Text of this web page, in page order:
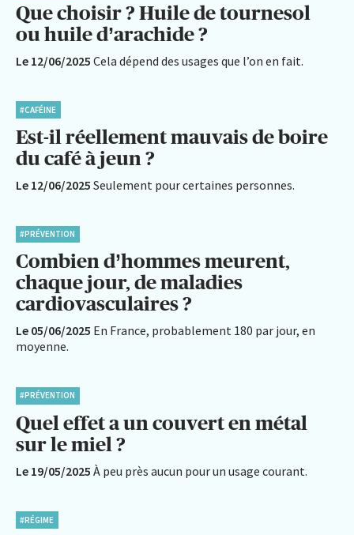
Que choisir ? Huile de tournesol
ou huile d’arachide ?
Le 12/06/2025 Cela dépend des usages que l’on en fait.
#CAFÉINE
Est-il réellement mauvais de boire
du café à jeun ?
Le 12/06/2025 Seulement pour certaines personnes.
#PRÉVENTION
Combien d’hommes meurent,
chaque jour, de maladies
cardiovasculaires ?
Le 05/06/2025 En France, probablement 180 par jour, en
moyenne.
#PRÉVENTION
Quel effet a un couvert en métal
sur le miel ?
Le 19/05/2025 À peu près aucun pour un usage courant.
#RÉGIME